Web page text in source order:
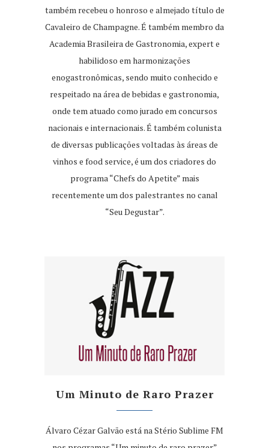
também recebeu o honroso e almejado título de
Cavaleiro de Champagne. É também membro da
Academia Brasileira de Gastronomia, expert e
habilidoso em harmonizações
enogastronômicas, sendo muito conhecido e
respeitado na área de bebidas e gastronomia,
onde tem atuado como jurado em concursos
nacionais e internacionais. É também colunista
de diversas publicações voltadas às áreas de
vinhos e food service, é um dos criadores do
programa “Chefs do Apetite” mais
recentemente um dos palestrantes no canal
“Seu Degustar”.
Um Minuto de Raro Prazer
Álvaro Cézar Galvão está na Stério Sublime FM